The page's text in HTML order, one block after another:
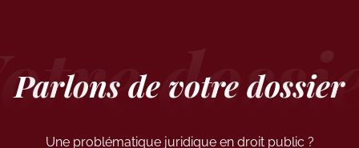
Parlons de votre dossier
Une problématique juridique en droit public ?